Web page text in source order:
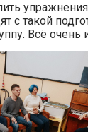
с такой
Всё очень